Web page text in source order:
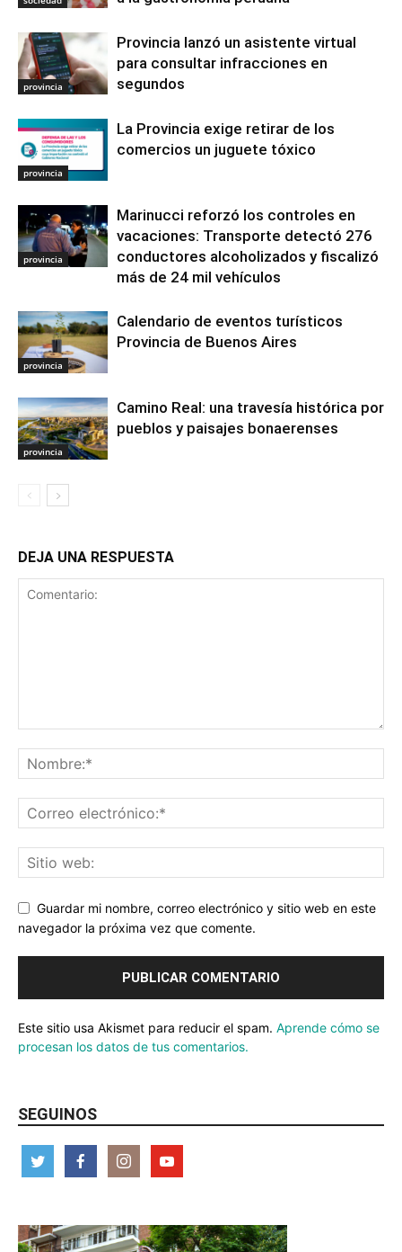
provincia
Provincia lanzó un asistente virtual
para consultar infracciones en
segundos
provincia
La Provincia exige retirar de los
comercios un juguete tóxico
provincia
Marinucci reforzó los controles en
vacaciones: Transporte detectó 276
conductores alcoholizados y fiscalizó
más de 24 mil vehículos
provincia
Calendario de eventos turísticos
Provincia de Buenos Aires
provincia
Camino Real: una travesía histórica por
pueblos y paisajes bonaerenses
DEJA UNA RESPUESTA
Guardar mi nombre, correo electrónico y sitio web en este
navegador la próxima vez que comente.
Este sitio usa Akismet para reducir el spam. Aprende cómo se
procesan los datos de tus comentarios.
SEGUINOS